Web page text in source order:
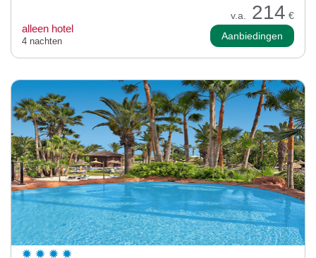
v.a. 214 €
alleen hotel
4 nachten Aanbiedingen